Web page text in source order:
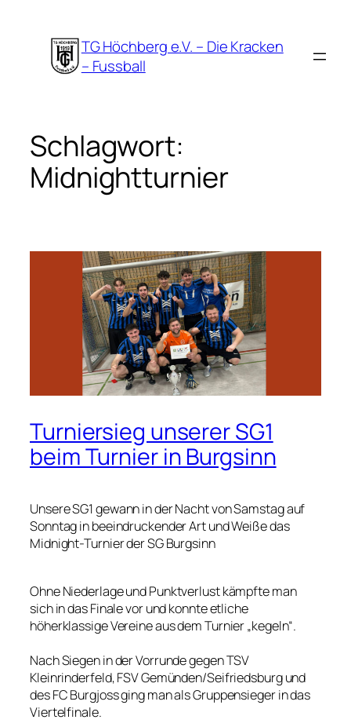
springen
TG Höchberg e.V. – Die Kracken
– Fussball
Schlagwort:
Midnightturnier
Turniersieg unserer SG1
beim Turnier in Burgsinn
Unsere SG1 gewann in der Nacht von Samstag auf
Sonntag in beeindruckender Art und Weiße das
Midnight-Turnier der SG Burgsinn
Ohne Niederlage und Punktverlust kämpfte man
sich in das Finale vor und konnte etliche
höherklassige Vereine aus dem Turnier „kegeln“.
Nach Siegen in der Vorrunde gegen TSV
Kleinrinderfeld, FSV Gemünden/Seifriedsburg und
des FC Burgjoss ging man als Gruppensieger in das
Viertelfinale.